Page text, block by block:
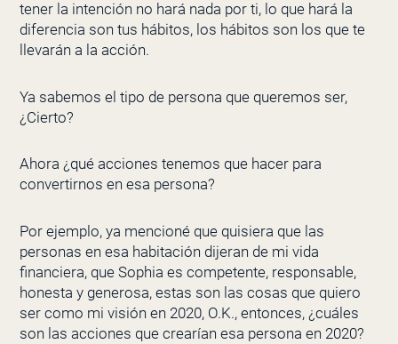
tener la intención no hará nada por ti, lo que hará la
diferencia son tus hábitos, los hábitos son los que te
llevarán a la acción.
Ya sabemos el tipo de persona que queremos ser,
¿Cierto?
Ahora ¿qué acciones tenemos que hacer para
convertirnos en esa persona?
Por ejemplo, ya mencioné que quisiera que las
personas en esa habitación dijeran de mi vida
financiera, que Sophia es competente, responsable,
honesta y generosa, estas son las cosas que quiero
ser como mi visión en 2020, O.K., entonces, ¿cuáles
son las acciones que crearían esa persona en 2020?